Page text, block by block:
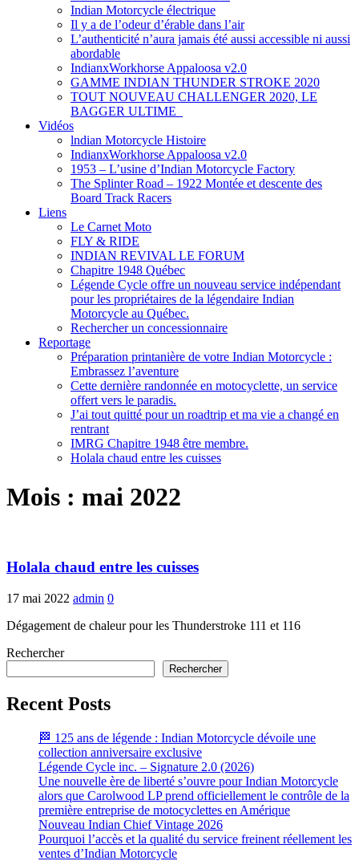
Indian Motorcycle électrique
Il y a de l’odeur d’érable dans l’air
L’authenticité n’aura jamais été aussi accessible ni aussi
abordable
IndianxWorkhorse Appaloosa v2.0
GAMME INDIAN THUNDER STROKE 2020
TOUT NOUVEAU CHALLENGER 2020, LE
BAGGER ULTIME
Vidéos
lndian Motorcycle Histoire
IndianxWorkhorse Appaloosa v2.0
1953 – L’usine d’Indian Motorcycle Factory
The Splinter Road – 1922 Montée et descente des
Board Track Racers
Liens
Le Carnet Moto
FLY & RIDE
INDIAN REVIVAL LE FORUM
Chapitre 1948 Québec
Légende Cycle offre un nouveau service indépendant
pour les propriétaires de la légendaire Indian
Motorcycle au Québec.
Rechercher un concessionnaire
Reportage
Préparation printanière de votre Indian Motorcycle :
Embrassez l’aventure
Cette dernière randonnée en motocyclette, un service
offert vers le paradis.
J’ai tout quitté pour un roadtrip et ma vie a changé en
rentrant
IMRG Chapitre 1948 être membre.
Holala chaud entre les cuisses
Mois : mai 2022
Holala chaud entre les cuisses
17 mai 2022 admin 0
Dégagement de chaleur pour les Thunderstroke 111 et 116
Rechercher
Rechercher
Recent Posts
🏁 125 ans de légende : Indian Motorcycle dévoile une
collection anniversaire exclusive
Légende Cycle inc. – Signature 2.0 (2026)
Une nouvelle ère de liberté s’ouvre pour Indian Motorcycle
alors que Carolwood LP prend officiellement le contrôle de la
première entreprise de motocyclettes en Amérique
Nouveau Indian Chief Vintage 2026
Pourquoi l’accès et la qualité du service freinent réellement les
ventes d’Indian Motorcycle